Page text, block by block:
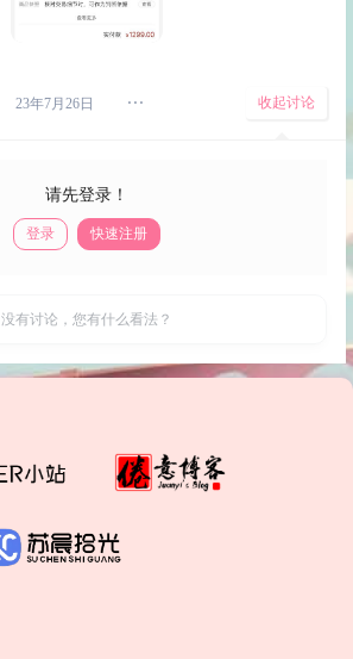
23年7月26日 收起讨论
请先登录！
登录 快速注册
没有讨论，您有什么看法？